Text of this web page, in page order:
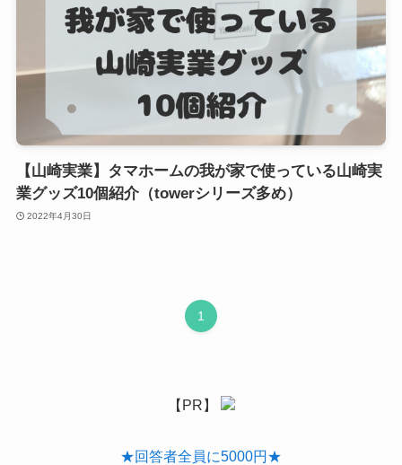
【山崎実業】タマホームの我が家で使っている山崎実
業グッズ10個紹介（towerシリーズ多め）
2022年4月30日
1
【PR】
★回答者全員に5000円★